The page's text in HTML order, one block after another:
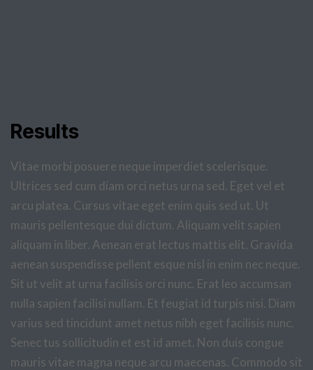
Results
Vitae morbi posuere neque imperdiet scelerisque.
Ultrices sed cum diam orci netus urna sed. Eget vel et
arcu platea. Cursus vitae eget enim quis sed ut. Ut
mauris pellentesque dui dictum. Aliquam velit sapien
aliquam in liber. Aenean erat lectus mattis elit. Gravida
aenean suspendisse pellent esque nisl in enim nec neque.
Sit ut velit at urna facilisis orci nunc. Erat leo accumsan
nulla sapien facilisi nullam. Et feugiat id turpis nisi. Diam
varius sed tincidunt amet netus nibh eget facilisis nunc.
Senec tus sollicitudin et est id amet. Non duis congue
mauris vitae magna neque arcu maecenas. Commodo sit